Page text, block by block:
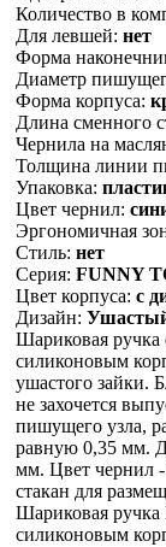
Количество в
Для левшей: нет
Форма
Диаметр
Форма корпуса:
Длина сменного
Чернила на
Толщина линии
Упаковка:
Цвет чернил:
Эргономичная
Стиль: нет
Серия: FUNNY
Цвет корпуса: с
Дизайн:
Шариковая
силиконовым
ушастого зайки.
не захочется
пишущего узла,
равную 0,35 мм.
мм. Цвет чернил
стакан для
Шариковая
силиконовым